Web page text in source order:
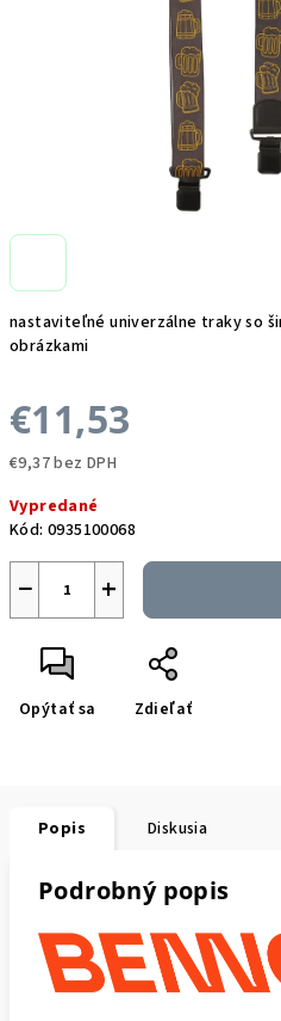
nastaviteľné univerzálne traky so
obrázkami
€11,53
€9,37 bez DPH
cena:
Vypredané
Kód: 0935100068
+
−
Opýtať sa Zdieľať
Popis Diskusia
Podrobný popis